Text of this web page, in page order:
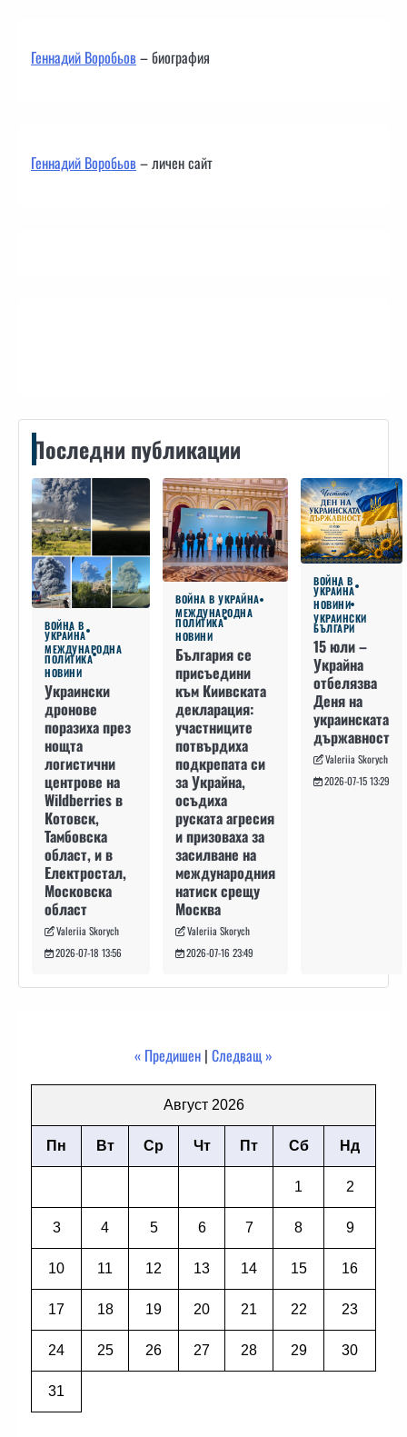
Геннадий Воробьов– биография
Геннадий Воробьов– личен сайт
Последни публикации
ВОЙНА В
УКРАЙНА
МЕЖДУНАРОДНА
ПОЛИТИКА
НОВИНИ
Украински
дронове
поразиха през
нощта
логистични
центрове на
Wildberries в
Котовск,
Тамбовска
област, и в
Електростал,
Московска
област
Valeriia Skorych
2026-07-18 13:56
ВОЙНА В УКРАЙНА
МЕЖДУНАРОДНА
ПОЛИТИКА
НОВИНИ
България се
присъедини
към Киивската
декларация:
участниците
потвърдиха
подкрепата си
за Украйна,
осъдиха
руската агресия
и призоваха за
засилване на
международния
натиск срещу
Москва
Valeriia Skorych
2026-07-16 23:49
ВОЙНА В
УКРАЙНА
НОВИНИ
УКРАИНСКИ
БЪЛГАРИ
15 юли –
Украйна
отбелязва
Деня на
украинската
държавност
Valeriia Skorych
2026-07-15 13:29
« Предишен | Следващ »
Август 2026
Пн Вт Ср Чт Пт Сб Нд
1 2
3 4 5 6 7 8 9
10 11 12 13 14 15 16
17 18 19 20 21 22 23
24 25 26 27 28 29 30
31